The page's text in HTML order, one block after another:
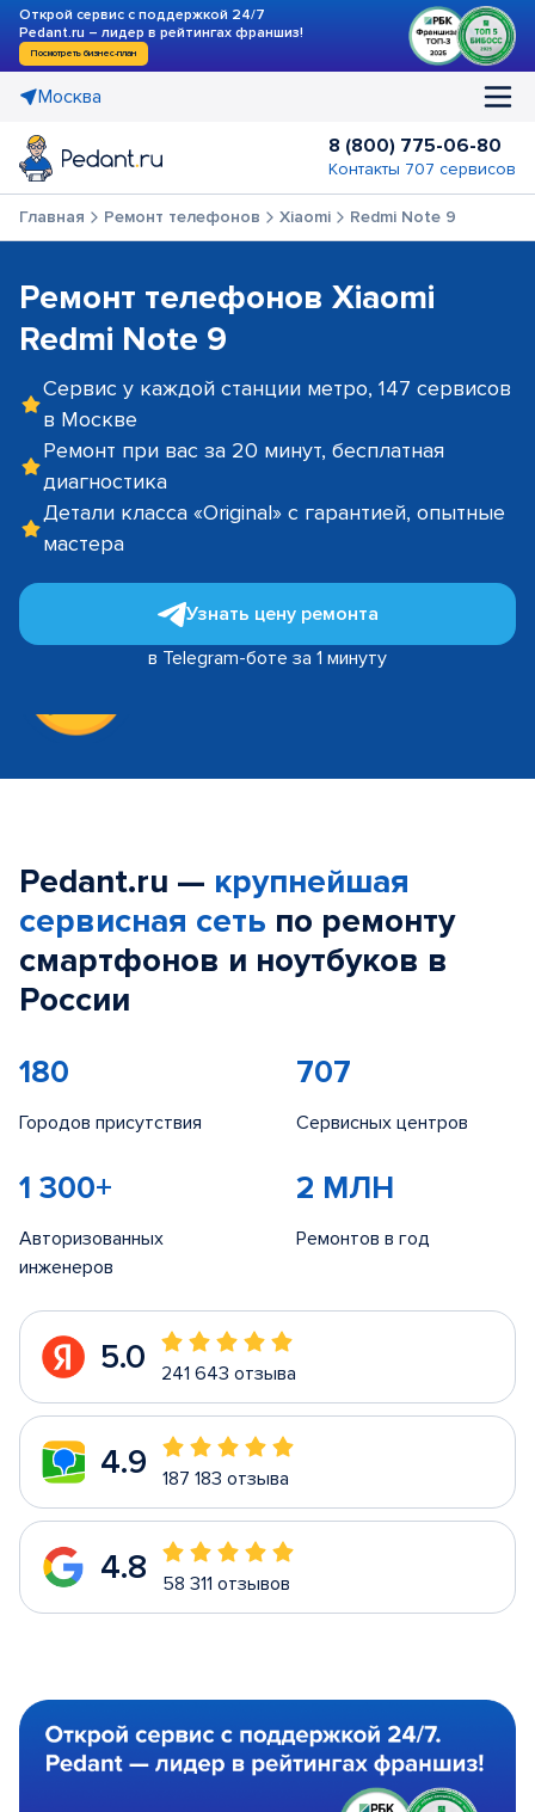
Открой сервис с поддержкой 24/7
Pedant.ru – лидер в рейтингах франшиз!
Посмотреть бизнес-план
Москва
8 (800) 775-06-80
Контакты 707 сервисов
Главная Ремонт телефонов Xiaomi Redmi Note 9
Ремонт телефонов Xiaomi
Redmi Note 9
Сервис у каждой станции метро, 147 сервисов
в Москве
Ремонт при вас за 20 минут, бесплатная
диагностика
Детали класса «Original» с гарантией, опытные
мастера
Узнать цену ремонта
в Telegram-боте за 1 минуту
Pedant.ru — крупнейшая
сервисная сеть по ремонту
смартфонов и ноутбуков в
России
180
Городов присутствия
707
Сервисных центров
1 300+
Авторизованных
инженеров
2 МЛН
Ремонтов в год
5.0 241 643 отзыва
4.9 187 183 отзыва
4.8 58 311 отзывов